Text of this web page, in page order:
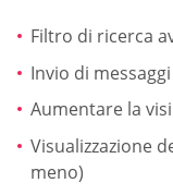
Filtro di ricerca
Invio di messaggi
Aumentare la
Visualizzazione
meno)